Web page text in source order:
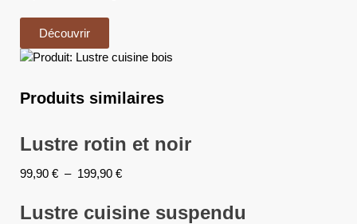
Découvrir
Produits similaires
Lustre rotin et noir
99,90 € – 199,90 €
Lustre cuisine suspendu